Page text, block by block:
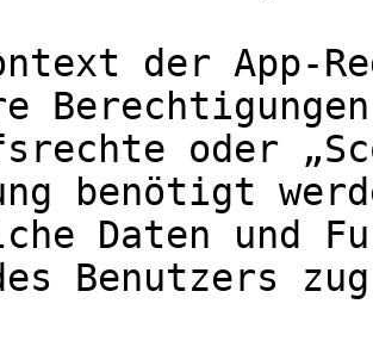
der App-
oder
benötigt
Daten und
des Benutzers